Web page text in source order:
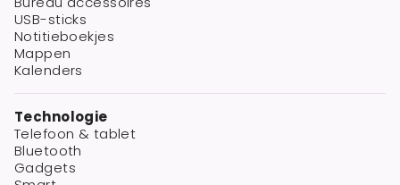
USB-sticks
Notitieboekjes
Mappen
Kalenders
Technologie
Telefoon & tablet
Bluetooth
Gadgets